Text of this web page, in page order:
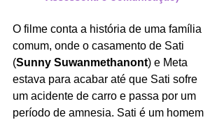
O filme conta a história de uma família
comum, onde o casamento de Sati
(Sunny Suwanmethanont) e Meta
estava para acabar até que Sati sofre
um acidente de carro e passa por um
período de amnesia. Sati é um homem